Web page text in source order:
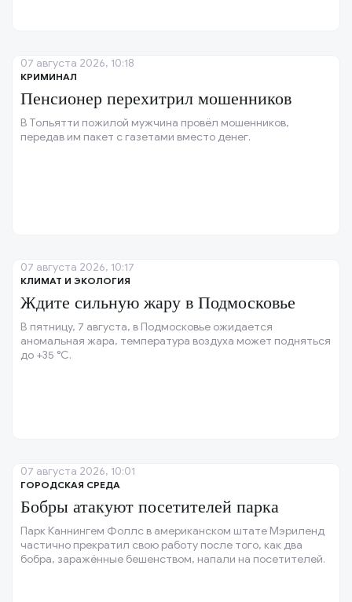
КРИМИНАЛ
Пенсионер перехитрил мошенников
В Тольятти пожилой мужчина провёл мошенников,
передав им пакет с газетами вместо денег.
07 августа 2026, 10:18
КЛИМАТ И ЭКОЛОГИЯ
Ждите сильную жару в Подмосковье
В пятницу, 7 августа, в Подмосковье ожидается
аномальная жара, температура воздуха может подняться
до +35 °C.
07 августа 2026, 10:17
ГОРОДСКАЯ СРЕДА
Бобры атакуют посетителей парка
Парк Каннингем Фоллс в американском штате Мэриленд
частично прекратил свою работу после того, как два
бобра, заражённые бешенством, напали на посетителей.
07 августа 2026, 10:01